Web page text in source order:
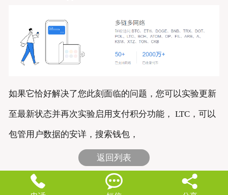
如果它恰好解决了您此刻面临的问题，您可以实验更新
至最新状态并再次实验启用支付积分功能， LTC，可以
包管用户数据的安详，搜索钱包，
返回列表
  